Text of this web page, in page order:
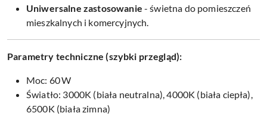
Uniwersalne zastosowanie - świetna do pomieszczeń
mieszkalnych i komercyjnych.
Parametry techniczne (szybki przegląd):
Moc: 60 W
Światło: 3000K (biała neutralna), 4000K (biała ciepła),
6500K (biała zimna)